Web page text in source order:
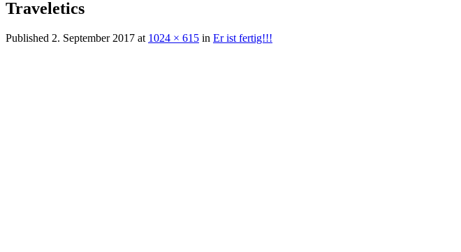
Traveletics
Published 2. September 2017 at 1024 × 615 in Er ist fertig!!!